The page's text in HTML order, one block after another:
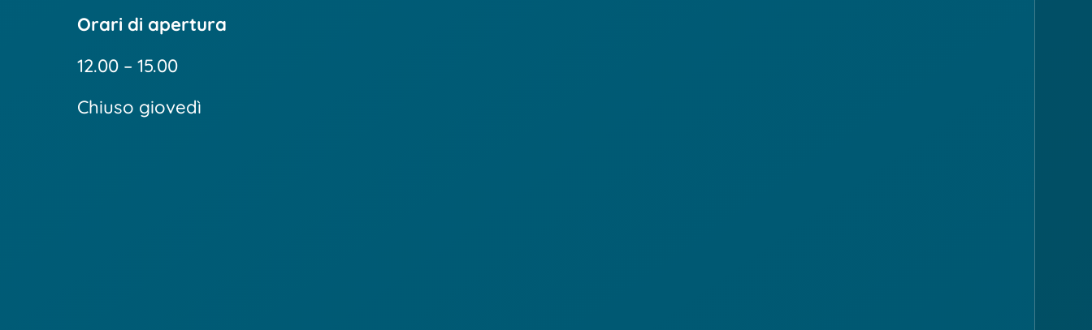
Orari di apertura
12.00 – 15.00
Chiuso giovedì